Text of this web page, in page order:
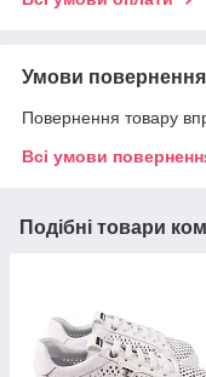
Умови повернення
Повернення товару
Всі умови
Подібні товари